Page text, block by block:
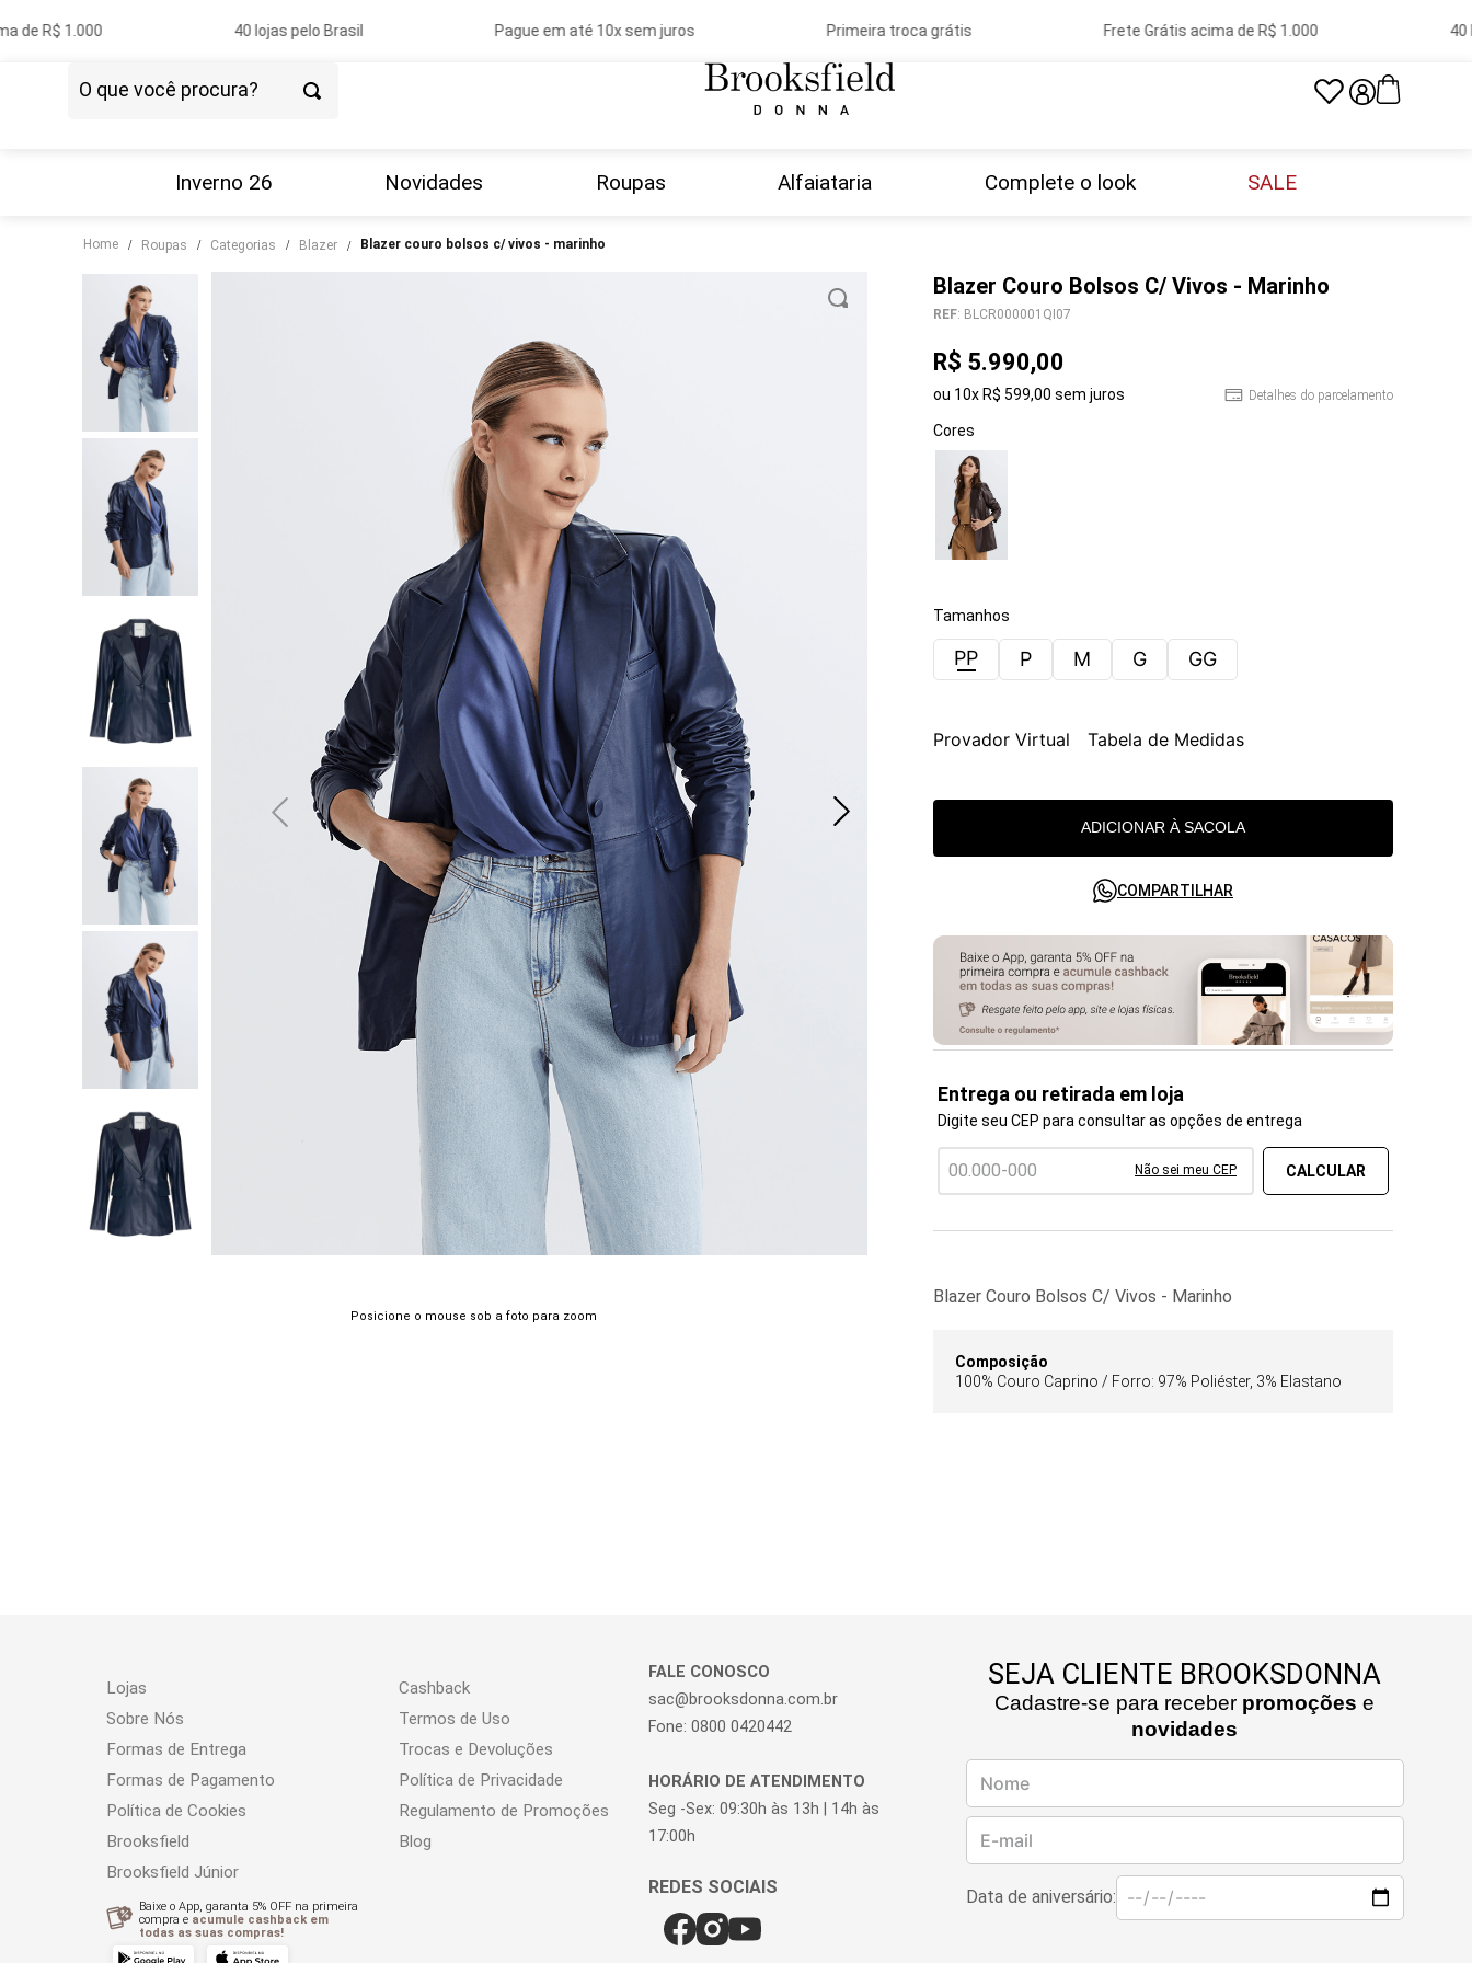
de R$ 1.000 40 lojas pelo Brasil Pague em até 10x sem juros Primeira troca grátis Frete Grátis acima de R$ 1.000 40
Inverno 26 Novidades Roupas Alfaiataria Complete o look SALE
Home roupas categorias blazer blazer couro bolsos c/ vivos - marinho
Posicione o mouse sob a foto para zoom
Blazer Couro Bolsos C/ Vivos - Marinho
REF: BLCR000001QI07
R$ 5.990,00
ou 10x R$ 599,00 sem juros Detalhes do parcelamento
Cores
Tamanhos
PP P M G GG
Provador Virtual Tabela de Medidas
ADICIONAR À SACOLA
COMPARTILHAR
Entrega ou retirada em loja
Digite seu CEP para consultar as opções de entrega
Não sei meu CEP
Blazer Couro Bolsos C/ Vivos - Marinho
Composição
100% Couro Caprino / Forro: 97% Poliéster, 3% Elastano
Lojas
Cashback
Sobre Nós
Termos de Uso
Formas de Entrega
Trocas e Devoluções
Formas de Pagamento
Política de Privacidade
Política de Cookies
Regulamento de Promoções
Brooksfield
Blog
Brooksfield Júnior
Baixe o App, garanta 5% OFF na primeira
compra e acumule cashback em
todas as suas compras!
FALE CONOSCO
sac@brooksdonna.com.br
Fone: 0800 0420442
HORÁRIO DE ATENDIMENTO
Seg -Sex: 09:30h às 13h | 14h às
17:00h
SEJA CLIENTE BROOKSDONNA
Cadastre-se para receber promoções e
novidades
Data de aniversário:
3º
calça
blusa
tricot
6º
camisa
saia
8
calça jeans
10º jeans